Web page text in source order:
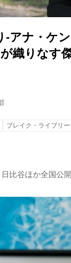
-アナ・ケ
織りなす
ブレイク・ライブリー
比谷ほか全国公